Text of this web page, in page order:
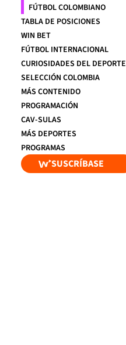
FÚTBOL COLOMBIANO
TABLA DE POSICIONES
WIN BET
FÚTBOL INTERNACIONAL
CURIOSIDADES DEL DEPORTE
SELECCIÓN COLOMBIA
MÁS CONTENIDO
PROGRAMACIÓN
CAV-SULAS
MÁS DEPORTES
PROGRAMAS
SUSCRÍBASE